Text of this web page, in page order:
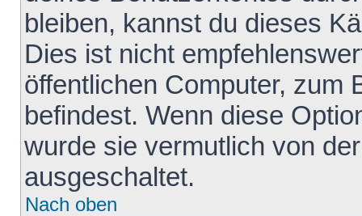
bleiben, kannst du dieses
Dies ist nicht
öffentlichen Computer, zum
befindest. Wenn diese
wurde sie vermutlich von
ausgeschaltet.
Nach oben